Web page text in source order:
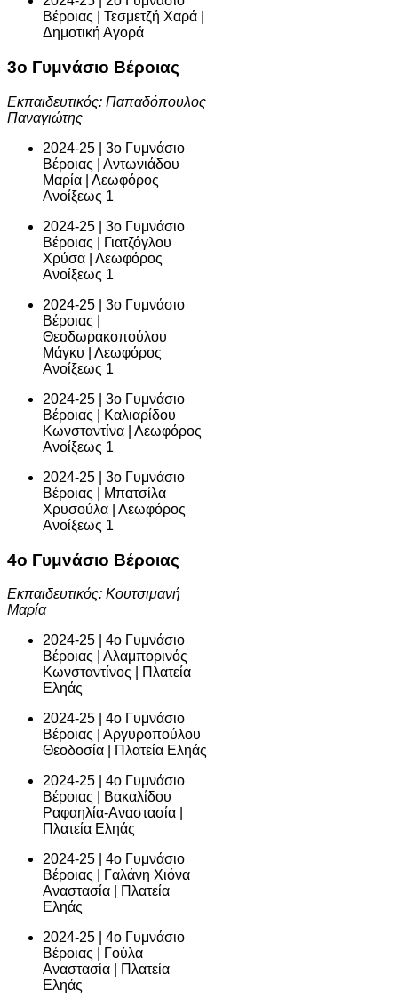
Βέροιας | Τεσμετζή Χαρά |
Δημοτική Αγορά
3ο Γυμνάσιο Βέροιας
Εκπαιδευτικός: Παπαδόπουλος
Παναγιώτης
2024-25 | 3ο Γυμνάσιο
Βέροιας | Αντωνιάδου
Μαρία | Λεωφόρος
Ανοίξεως 1
2024-25 | 3ο Γυμνάσιο
Βέροιας | Γιατζόγλου
Χρύσα | Λεωφόρος
Ανοίξεως 1
2024-25 | 3ο Γυμνάσιο
Βέροιας |
Θεοδωρακοπούλου
Μάγκυ | Λεωφόρος
Ανοίξεως 1
2024-25 | 3ο Γυμνάσιο
Βέροιας | Καλιαρίδου
Κωνσταντίνα | Λεωφόρος
Ανοίξεως 1
2024-25 | 3ο Γυμνάσιο
Βέροιας | Μπατσίλα
Χρυσούλα | Λεωφόρος
Ανοίξεως 1
4ο Γυμνάσιο Βέροιας
Εκπαιδευτικός: Κουτσιμανή
Μαρία
2024-25 | 4ο Γυμνάσιο
Βέροιας | Αλαμπορινός
Κωνσταντίνος | Πλατεία
Εληάς
2024-25 | 4ο Γυμνάσιο
Βέροιας | Αργυροπούλου
Θεοδοσία | Πλατεία Εληάς
2024-25 | 4ο Γυμνάσιο
Βέροιας | Βακαλίδου
Ραφαηλία-Αναστασία |
Πλατεία Εληάς
2024-25 | 4ο Γυμνάσιο
Βέροιας | Γαλάνη Χιόνα
Αναστασία | Πλατεία
Εληάς
2024-25 | 4ο Γυμνάσιο
Βέροιας | Γούλα
Αναστασία | Πλατεία
Εληάς